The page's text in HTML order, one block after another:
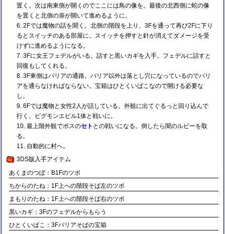
置く。次は南東側が開くのでここには鳥の像を。最後の北西側に蛇の像
を置くと北側の扉が開いて進めるように。
2Fでは魔物の話を聞く。北側の階段を上り、3Fを通って再び2Fに下り
るとスイッチのある部屋に。スイッチを押すと針が消えてダメージを受
けずに進めるようになる。
3Fに女王フェデルがいる。話すと黒いカギを入手。フェデルに話すと
回復もしてくれる。
3F東側はバリアの通路。バリア以外は落とし穴になっているのでバリ
アを通らなければならない。宝箱はひとくいばこなので開ける必要な
し。
6Fでは魔物と女性2人が話している。外観に出てぐるっと回り込んで
行く。ピグモンエビル1体と戦いに。
最上階外観でボスのセト との戦いになる。倒したら闇のルビーを取
る。
自動的に村へ。
3DS版入手アイテム
あくまのつぼ：B1Fのツボ
ちからのたね：1F上への階段そば左のツボ
まもりのたね：1F上への階段そば右のツボ
黒いカギ：3Fのフェデルからもらう
ひとくいばこ：3Fバリアそばの宝箱